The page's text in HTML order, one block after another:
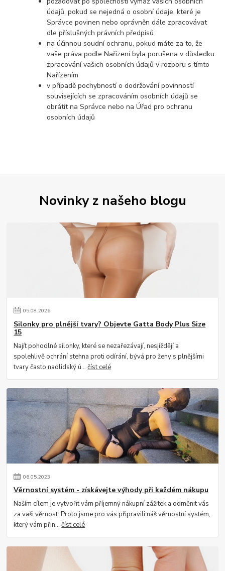
údajů, pokud se nejedná o osobní údaje, které je
Správce povinen nebo oprávněn dále zpracovávat
dle příslušných právních předpisů
na účinnou soudní ochranu, pokud máte za to, že
vaše práva podle Nařízení byla porušena v důsledku
zpracování vašich osobních údajů v rozporu s tímto
Nařízením
v případě pochybností o dodržování povinností
souvisejících se zpracováním osobních údajů se
obrátit na Správce nebo na Úřad pro ochranu
osobních údajů
Novinky z našeho blogu
05.08.2026
Silonky pro plnější tvary? Objevte Gatta Body Plus Size
15
Najít pohodlné silonky, které se nezařezávají, nesjíždějí a
spolehlivě ochrání stehna proti odírání, bývá pro ženy s plnějšími
tvary často nadlidský ú...číst celé
06.05.2023
Věrnostní systém - získávejte výhody při každém nákupu
Naším cílem je vytvořit vám příjemný nákupní zážitek a odměnit vás
za vaši věrnost. Proto jsme pro vás připravili náš věrnostní systém,
který vám přin...číst celé